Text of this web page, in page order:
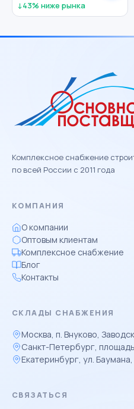
↓43% ниже рынка
Комплексное снабжение
по всей России с 2011 года
КОМПАНИЯ
О компании
Оптовым клиентам
Комплексное снабжение
Блог
Контакты
СКЛАДЫ СНАБЖЕНИЯ
Москва, п. Внуково,
Санкт-Петербург,
Екатеринбург, ул.
СВЯЗАТЬСЯ